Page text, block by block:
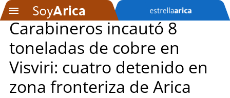
SOYTV
Podcast
Carabineros incautó 8
toneladas de cobre en
Visviri: cuatro detenido en
zona fronteriza de Arica